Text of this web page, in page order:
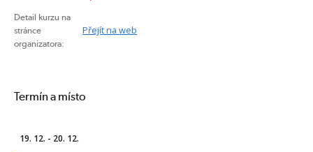
Detail kurzu na
stránce
organizatora:
Přejít na web
Termín a místo
19. 12. - 20. 12.